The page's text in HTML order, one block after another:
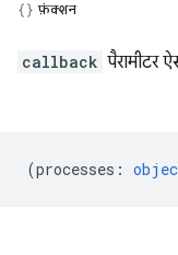
फ़ंक्शन
callback पैरामीटर
(processes :